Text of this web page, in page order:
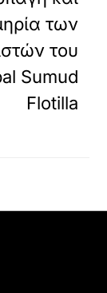
των
του
Sumud
Flotilla